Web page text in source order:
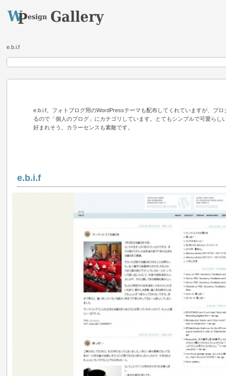
e.b.i.f
e.b.i.f。フォトブログ用のWordPressテーマも配布してくれていますが、ブ
るので「個人のブログ」にカテゴリしています。とてもシンプルで可愛らし
好まれそう。カラーセンスも素敵です。
e.b.i.f